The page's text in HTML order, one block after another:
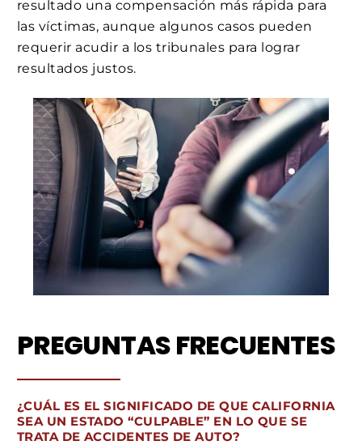
resultado una compensación más rápida para
las víctimas, aunque algunos casos pueden
requerir acudir a los tribunales para lograr
resultados justos.
PREGUNTAS FRECUENTES
¿CUÁL ES EL SIGNIFICADO DE QUE CALIFORNIA
SEA UN ESTADO “CULPABLE” EN LO QUE SE
TRATA DE ACCIDENTES DE AUTO?